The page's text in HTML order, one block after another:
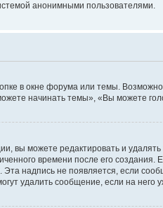
анонимными пользователями.
в окне форума или темы.
начинать темы», «Вы можете
вы можете редактировать и
времени после его
Эта надпись не появляется, если
удалить сообщение, если на него